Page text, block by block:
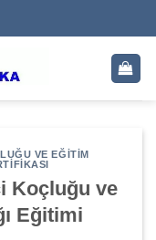
VE EĞITIM
Koçluğu ve
Eğitimi